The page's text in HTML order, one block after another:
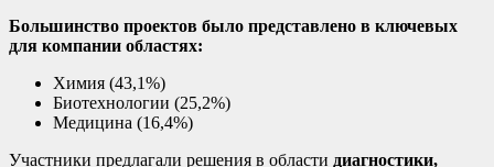
Большинство проектов было представлено в ключевых
для компании областях:
Химия (43,1%)
Биотехнологии (25,2%)
Медицина (16,4%)
Участники предлагали решения в области диагностики,